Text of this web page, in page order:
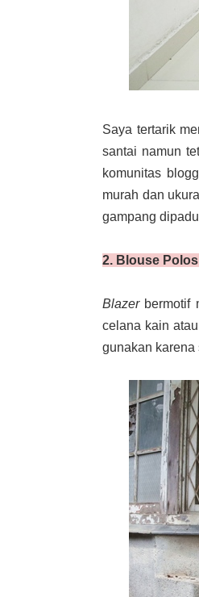
Saya tertarik
santai namun
komunitas
murah dan
gampang
2. Blouse
Blazer bermotif
celana kain
gunakan karena